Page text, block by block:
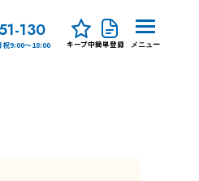
130
9:00～18:00 キープ中簡単登録 メニュー